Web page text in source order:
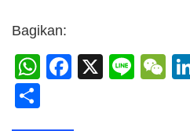
Bagikan:
WhatsApp
Facebook
X Line